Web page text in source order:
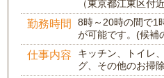
（東京都江東区付近
勤務時間
8時～20時の間で1
が可能です。(候補
仕事内容
キッチン、トイレ
グ、その他のお掃除